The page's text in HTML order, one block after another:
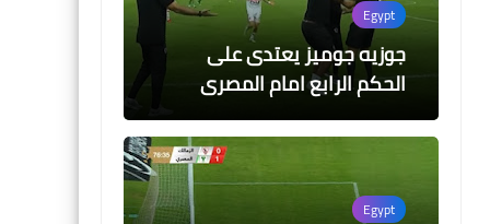
Egypt
جوزيه جوميز يعتدى على
الحكم الرابع امام المصرى
Egypt